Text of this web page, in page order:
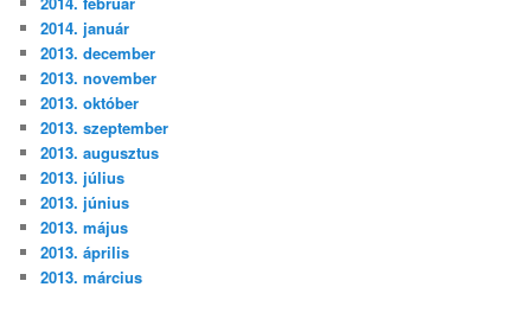
2014. január
2013. december
2013. november
2013. október
2013. szeptember
2013. augusztus
2013. július
2013. június
2013. május
2013. április
2013. március